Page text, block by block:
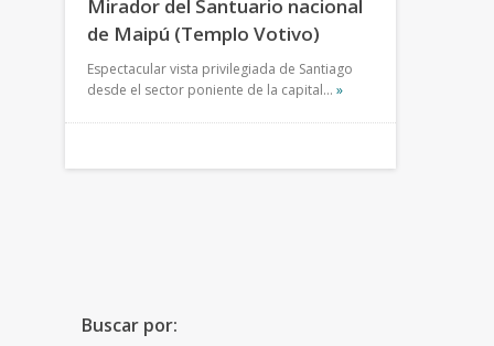
Mirador del Santuario nacional
de Maipú (Templo Votivo)
Espectacular vista privilegiada de Santiago
desde el sector poniente de la capital… »
Buscar por: